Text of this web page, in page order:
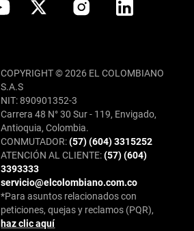
COPYRIGHT © 2026 EL COLOMBIANO
S.A.S
NIT: 890901352-3
Carrera 48 N° 30 Sur - 119, Envigado,
Antioquia, Colombia.
CONMUTADOR:(57) (604) 3315252
ATENCIÓN AL CLIENTE:(57) (604)
3393333
servicio@elcolombiano.com.co
*Para asuntos relacionados con
peticiones, quejas y reclamos (PQR),
haz clic aquí